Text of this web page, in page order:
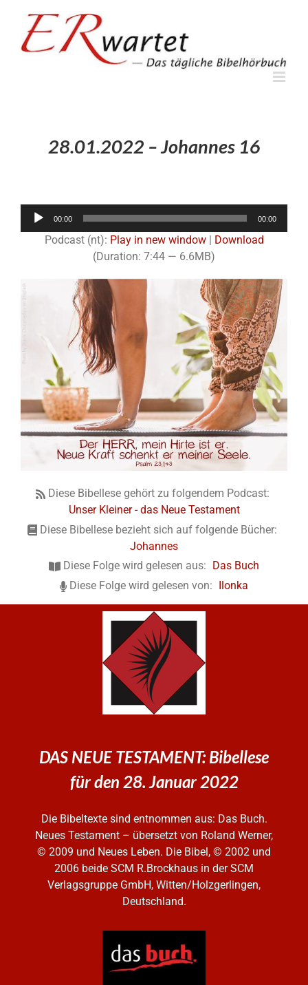
springen
28.01.2022 – Johannes 16
00:00 00:00
Podcast (nt): Play in new window| Download
(Duration: 7:44 — 6.6MB)
Diese Bibellese gehört zu folgendem Podcast:
Unser Kleiner - das Neue Testament
Diese Bibellese bezieht sich auf folgende Bücher:
Johannes
Diese Folge wird gelesen aus:
Das Buch
Diese Folge wird gelesen von:
Ilonka
DAS NEUE TESTAMENT: Bibellese
für den 28. Januar 2022
Die Bibeltexte sind entnommen aus: Das Buch.
Neues Testament – übersetzt von Roland Werner,
© 2009 und Neues Leben. Die Bibel, © 2002 und
2006 beide SCM R.Brockhaus in der SCM
Verlagsgruppe GmbH, Witten/Holzgerlingen,
Deutschland.